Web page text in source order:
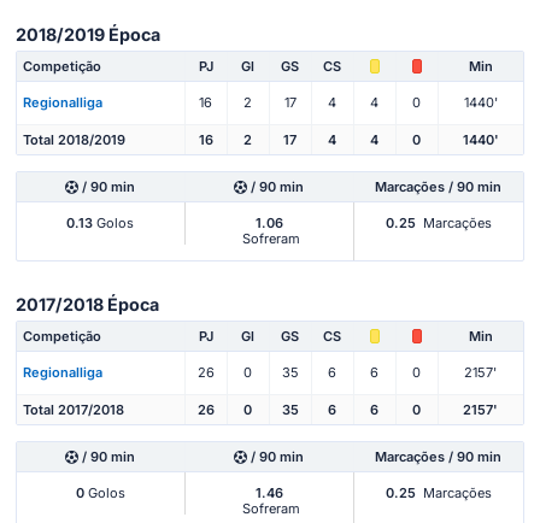
2018/2019 Época
Competição PJ Gl GS CS Min
Regionalliga 16 2 17 4 4 0 1440'
Total 2018/2019 16 2 17 4 4 0 1440'
/ 90 min / 90 min Marcações / 90 min
0.13 Golos
1.06
Sofreram
0.25 Marcações
2017/2018 Época
Competição PJ Gl GS CS Min
Regionalliga 26 0 35 6 6 0 2157'
Total 2017/2018 26 0 35 6 6 0 2157'
/ 90 min / 90 min Marcações / 90 min
0Golos
1.46
Sofreram
0.25 Marcações